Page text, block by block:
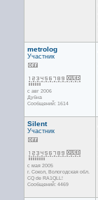
metrolog
Участник
с авг 2006
Дубна
Сообщений: 1614
Silent
Участник
с мая 2005
г. Сокол, Вологодская обл.
CQ de RA1QLL!
Сообщений: 4469